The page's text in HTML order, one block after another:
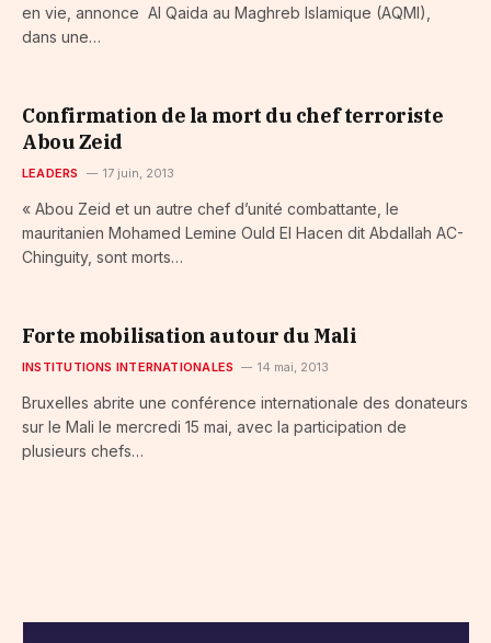
en vie, annonce Al Qaida au Maghreb Islamique (AQMI),
dans une…
Confirmation de la mort du chef terroriste
Abou Zeid
LEADERS 17 juin, 2013
« Abou Zeid et un autre chef d’unité combattante, le
mauritanien Mohamed Lemine Ould El Hacen dit Abdallah AC-
Chinguity, sont morts…
Forte mobilisation autour du Mali
INSTITUTIONS INTERNATIONALES 14 mai, 2013
Bruxelles abrite une conférence internationale des donateurs
sur le Mali le mercredi 15 mai, avec la participation de
plusieurs chefs…